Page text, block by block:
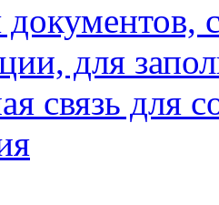
для
связь для